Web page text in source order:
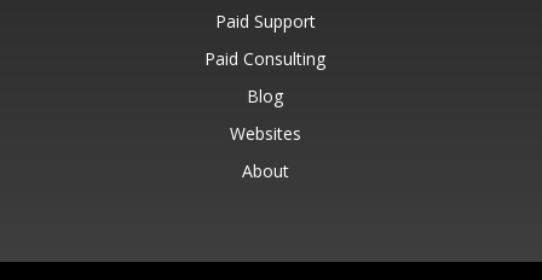
Paid Support
Paid Consulting
Blog
Websites
About